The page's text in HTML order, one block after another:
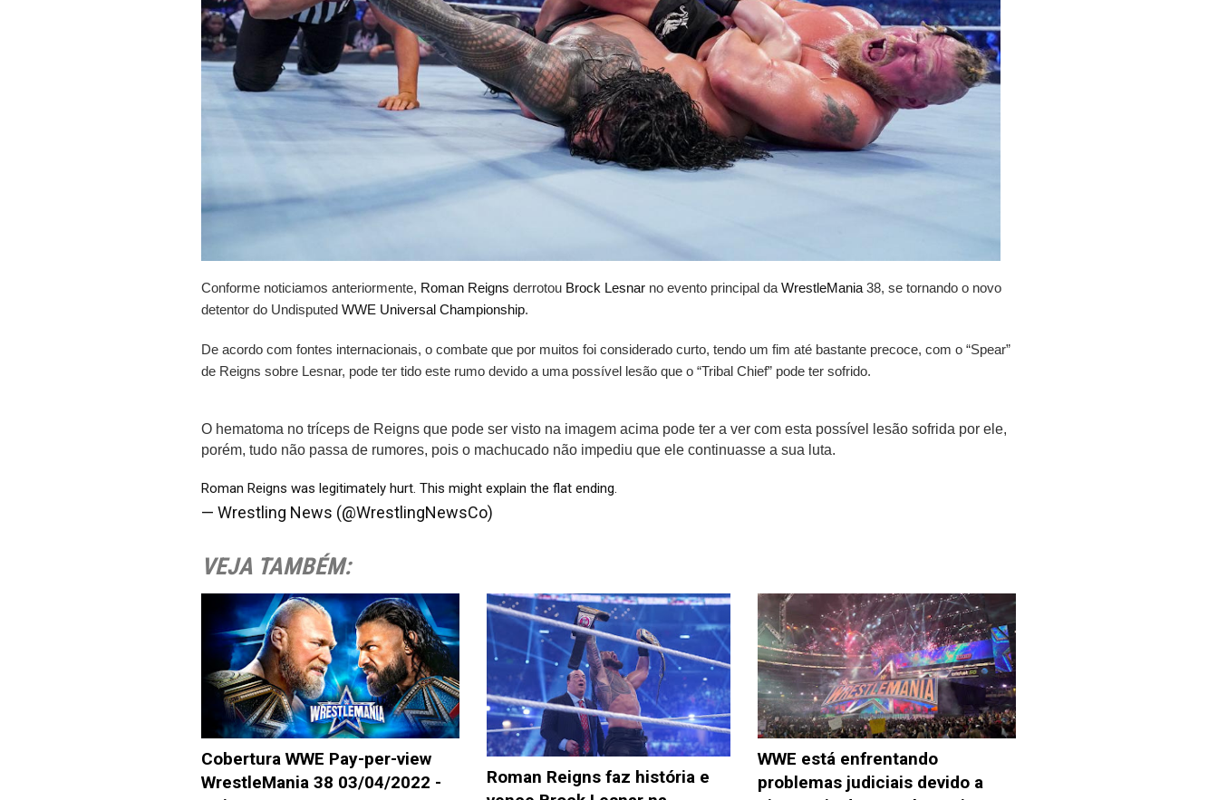
Conforme noticiamos anteriormente, Roman Reigns derrotou Brock Lesnar no evento principal da WrestleMania 38, se tornando o novo
detentor do Undisputed WWE Universal Championship.
De acordo com fontes internacionais, o combate que por muitos foi considerado curto, tendo um fim até bastante precoce, com o “Spear”
de Reigns sobre Lesnar, pode ter tido este rumo devido a uma possível lesão que o “Tribal Chief” pode ter sofrido.
O hematoma no tríceps de Reigns que pode ser visto na imagem acima pode ter a ver com esta possível lesão sofrida por ele,
porém, tudo não passa de rumores, pois o machucado não impediu que ele continuasse a sua luta.
Roman Reigns was legitimately hurt. This might explain the flat ending.
— Wrestling News (@WrestlingNewsCo)
VEJA TAMBÉM:
Cobertura WWE Pay-per-view
WrestleMania 38 03/04/2022 -
Roman Reigns faz história e
WWE está enfrentando
problemas judiciais devido a